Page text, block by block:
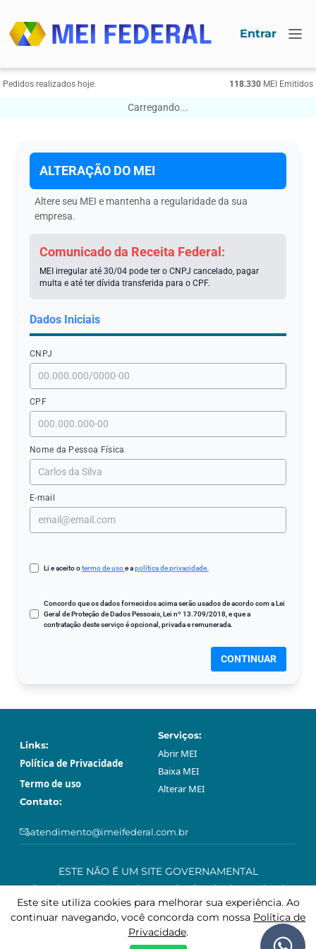
Entrar
Pedidos realizados hoje: 118.330МЕI Emitidos
Carregando...
ALTERAÇÃO DO МЕI
Altere seu МЕI e mantenha a regularidade da sua
empresa.
Comunicado da Receita Federal:
MEI irregular até 30/04 pode ter o CNPJ cancelado, pagar
multa e até ter dívida transferida para o CPF.
Dados Iniciais
CNPJ
CPF
Nome da Pessoa Física
E-mail
Li e aceito otermo de usoe apolítica de privacidade.
Concordo que os dados fornecidos acima serão usados de acordo com a Lei
Geral de Proteção de Dados Pessoais, Lei nº 13.709/2018, e que a
contratação deste serviço é opcional, privada e remunerada.
CONTINUAR
Links:
Política de Privacidade
Termo de uso
Serviços:
Abrir МЕI
Baixa МЕI
Alterar МЕI
Contato:
atendimento@imeifederal.com.br
ESTE NÃO É UM SITE GOVERNAMENTAL
O serviço prestado através neste site são privado e opcional.
Podem ser feitos gratuitamente sem o acompanhamento profissional
deste site, através da plataforma governamental gov.br.
Este site utiliza cookies para melhorar sua experiência. Ao
continuar navegando, você concorda com nossa Política de
Privacidade.